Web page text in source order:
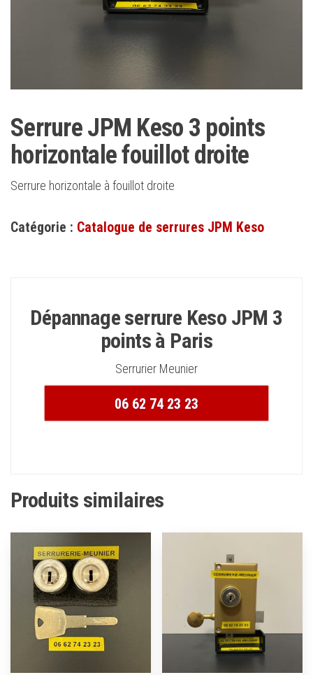
Serrure JPM Keso 3 points
horizontale fouillot droite
Serrure horizontale à fouillot droite
Catégorie : Catalogue de serrures JPM Keso
Dépannage serrure Keso JPM 3
points à Paris
Serrurier Meunier
06 62 74 23 23
Produits similaires